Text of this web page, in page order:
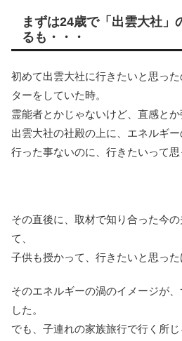
まずは24歳で「出雲大社」
るも・・・
初めて出雲大社に行きたいと思っ
ターをしていた時。
霊能者とかじゃないけど、直感とか
出雲大社の社殿の上に、エネルギー
行った事ないのに、行きたいって思
その直後に、取材で知り合った今
て、
子供も授かって、行きたいと思った
そのエネルギーの渦のイメージが
した。
でも、子連れの家族旅行で行く所じ